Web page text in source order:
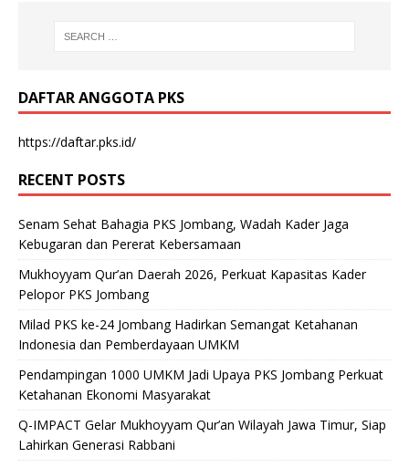
DAFTAR ANGGOTA PKS
https://daftar.pks.id/
RECENT POSTS
Senam Sehat Bahagia PKS Jombang, Wadah Kader Jaga
Kebugaran dan Pererat Kebersamaan
Mukhoyyam Qur’an Daerah 2026, Perkuat Kapasitas Kader
Pelopor PKS Jombang
Milad PKS ke-24 Jombang Hadirkan Semangat Ketahanan
Indonesia dan Pemberdayaan UMKM
Pendampingan 1000 UMKM Jadi Upaya PKS Jombang Perkuat
Ketahanan Ekonomi Masyarakat
Q-IMPACT Gelar Mukhoyyam Qur’an Wilayah Jawa Timur, Siap
Lahirkan Generasi Rabbani